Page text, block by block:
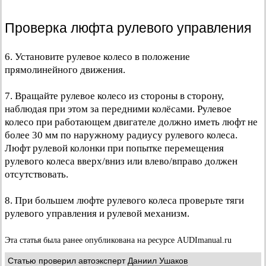
Проверка люфта рулевого управления
6. Установите рулевое колесо в положение
прямолинейного движения.
7. Вращайте рулевое колесо из стороны в сторону,
наблюдая при этом за передними колёсами. Рулевое
колесо при работающем двигателе должно иметь люфт не
более 30 мм по наружному радиусу рулевого колеса.
Люфт рулевой колонки при попытке перемещения
рулевого колеса вверх/вниз или влево/вправо должен
отсутствовать.
8. При большем люфте рулевого колеса проверьте тяги
рулевого управления и рулевой механизм.
Эта статья была ранее опубликована на ресурсе AUDImanual.ru
Статью проверил автоэксперт Даниил Ушаков